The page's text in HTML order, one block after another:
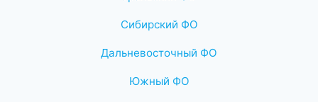
Сибирский ФО
Дальневосточный ФО
Южный ФО